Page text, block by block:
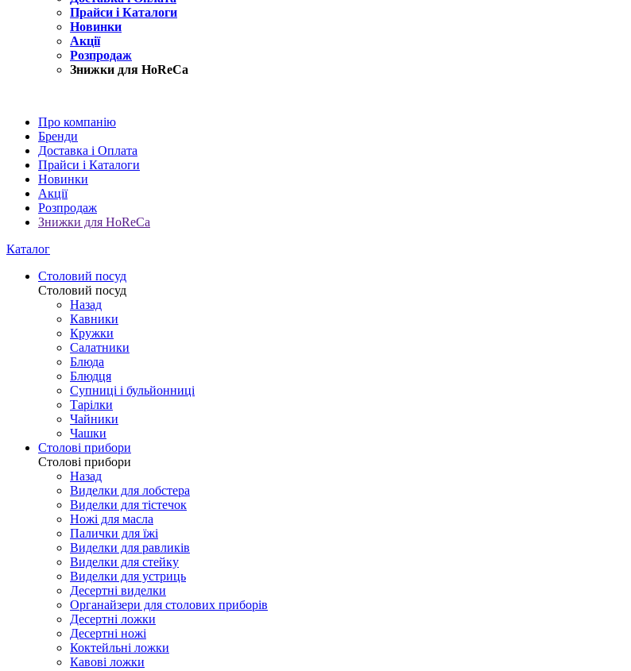
Прайси і Каталоги
Новинки
Акції
Розпродаж
Знижки для HoReCa
Про компанію
Бренди
Доставка і Оплата
Прайси і Каталоги
Новинки
Акції
Розпродаж
Знижки для HoReCa
Каталог
Столовий посуд
Столовий посуд
Назад
Кавники
Кружки
Салатники
Блюда
Блюдця
Супниці і бульйонниці
Тарілки
Чайники
Чашки
Столові прибори
Столові прибори
Назад
Виделки для лобстера
Виделки для тістечок
Ножі для масла
Палички для їжі
Виделки для равликів
Виделки для стейку
Виделки для устриць
Десертні виделки
Органайзери для столових приборів
Десертні ложки
Десертні ножі
Коктейльні ложки
Кавові ложки